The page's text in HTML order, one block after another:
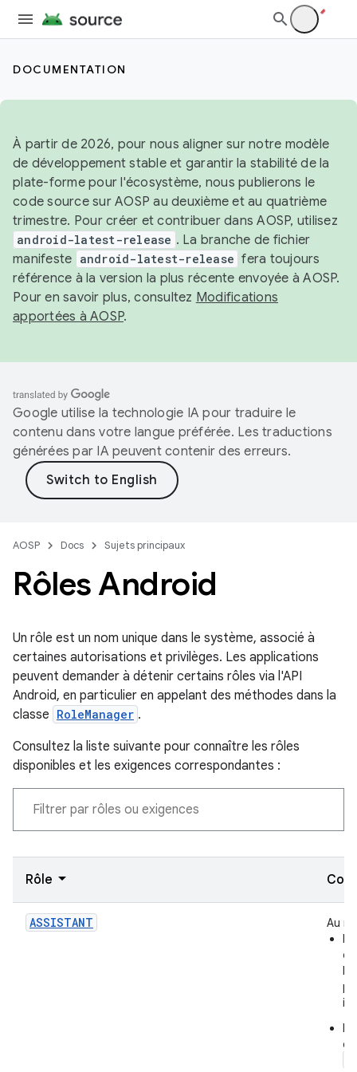
DOCUMENTATION
À partir de 2026, pour nous aligner sur notre modèle
de développement stable et garantir la stabilité de la
plate-forme pour l'écosystème, nous publierons le
code source sur AOSP au deuxième et au quatrième
trimestre. Pour créer et contribuer dans AOSP, utilisez
android-latest-release . La branche de fichier
manifeste android-latest-release fera toujours
référence à la version la plus récente envoyée à AOSP.
Pour en savoir plus, consultez Modifications
apportées à AOSP.
Google utilise la technologie IA pour traduire le
contenu dans votre langue préférée. Les traductions
générées par IA peuvent contenir des erreurs.
AOSP Docs Sujets principaux
Rôles Android
Un rôle est un nom unique dans le système, associé à
certaines autorisations et privilèges. Les applications
peuvent demander à détenir certains rôles via l'API
Android, en particulier en appelant des méthodes dans la
classe RoleManager .
Consultez la liste suivante pour connaître les rôles
disponibles et les exigences correspondantes :
Rôle
ASSISTANT
Au